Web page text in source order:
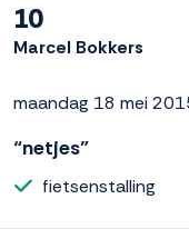
10
Marcel Bokkers
maandag 18 mei
“netjes”
fietsenstalling